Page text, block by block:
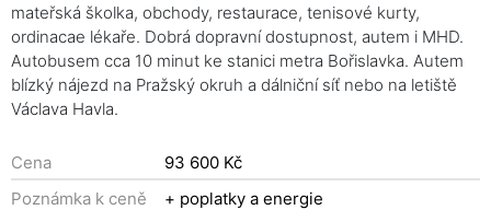
mateřská školka, obchody, restaurace, tenisové kurty,
ordinacae lékaře. Dobrá dopravní dostupnost, autem i MHD.
Autobusem cca 10 minut ke stanici metra Bořislavka. Autem
blízký nájezd na Pražský okruh a dálniční síť nebo na letiště
Václava Havla.
Cena
93 600 Kč
Poznámka k ceně
+ poplatky a energie